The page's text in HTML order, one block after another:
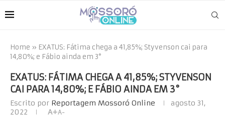
Home » EXATUS: Fátima chega a 41,85%; Styvenson cai para
14,80%; e Fábio ainda em 3°
EXATUS: FÁTIMA CHEGA A 41,85%; STYVENSON
CAI PARA 14,80%; E FÁBIO AINDA EM 3°
Escrito por Reportagem Mossoró Online
agosto 31,
2022
A+A-